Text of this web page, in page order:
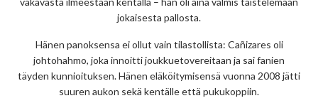
jokaisesta pallosta.
Hänen panoksensa ei ollut vain tilastollista: Cañizares oli
johtohahmo, joka innoitti joukkuetovereitaan ja sai fanien
täyden kunnioituksen. Hänen eläköitymisensä vuonna 2008 jätti
suuren aukon sekä kentälle että pukukoppiin.